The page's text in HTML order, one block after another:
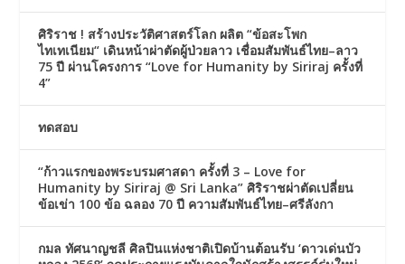
ศิริราช ! สร้างประวัติศาสตร์โลก ผลิต “ข้อสะโพก
ไทเทเนียม“ เดินหน้าผ่าตัดผู้ป่วยลาว เชื่อมสัมพันธ์ไทย–ลาว
75 ปี ผ่านโครงการ “Love for Humanity by Siriraj ครั้งที่
4”
ทดสอบ
“ก้าวแรกของพระบรมศาสดา ครั้งที่ 3 – Love for
Humanity by Siriraj @ Sri Lanka” ศิริราชผ่าตัดเปลี่ยน
ข้อเข่า 100 ข้อ ฉลอง 70 ปี ความสัมพันธ์ไทย–ศรีลังกา
กมล ทัศนาญชลี ศิลปินแห่งชาติเปิดบ้านต้อนรับ ‘ดาวเด่นบัว